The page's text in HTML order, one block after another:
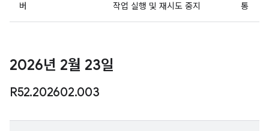
버
작업 실행 및 재시도 중지
통
2026년 2월 23일
R52.202602.003